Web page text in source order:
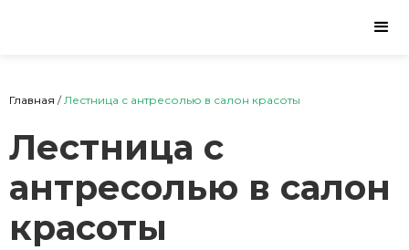
Главная / Лестница с антресолью в салон красоты
Лестница с
антресолью в салон
красоты